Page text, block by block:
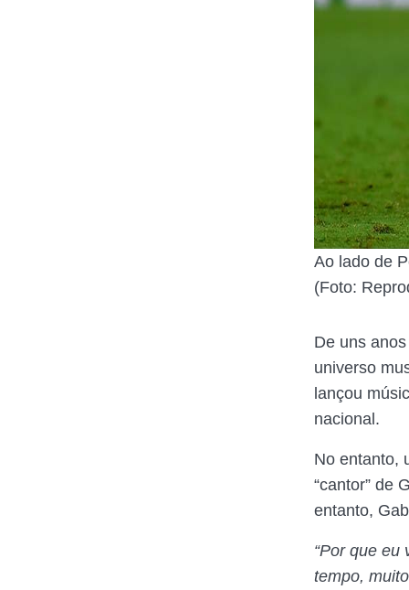
Ao lado de
(Foto:
De uns
universo
lançou
nacional.
No entanto,
“cantor” de
entanto,
“Por que eu
tempo,